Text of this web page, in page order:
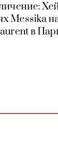
Messika
в